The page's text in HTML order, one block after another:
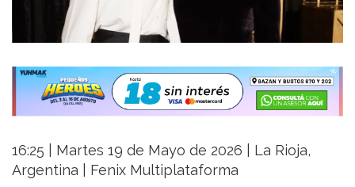
16:25 | Martes 19 de Mayo de 2026 | La Rioja,
Argentina | Fenix Multiplataforma